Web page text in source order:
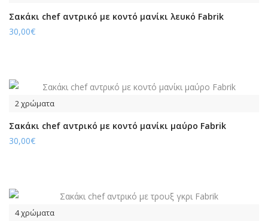
Σακάκι chef αντρικό με κοντό μανίκι λευκό Fabrik
30,00€
2 χρώματα
Σακάκι chef αντρικό με κοντό μανίκι μαύρο Fabrik
30,00€
4 χρώματα